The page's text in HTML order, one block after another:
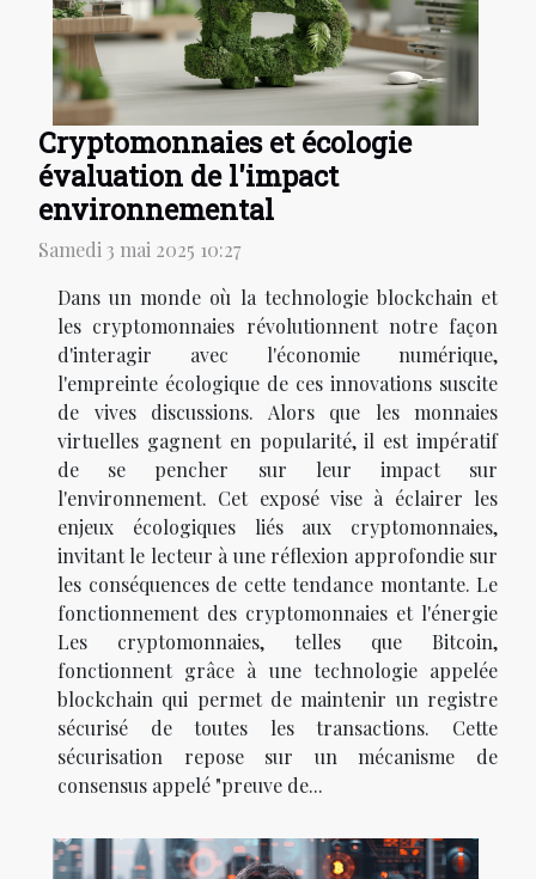
Cryptomonnaies et écologie
évaluation de l'impact
environnemental
Samedi 3 mai 2025 10:27
Dans un monde où la technologie blockchain et
les cryptomonnaies révolutionnent notre façon
d'interagir avec l'économie numérique,
l'empreinte écologique de ces innovations suscite
de vives discussions. Alors que les monnaies
virtuelles gagnent en popularité, il est impératif
de se pencher sur leur impact sur
l'environnement. Cet exposé vise à éclairer les
enjeux écologiques liés aux cryptomonnaies,
invitant le lecteur à une réflexion approfondie sur
les conséquences de cette tendance montante. Le
fonctionnement des cryptomonnaies et l'énergie
Les cryptomonnaies, telles que Bitcoin,
fonctionnent grâce à une technologie appelée
blockchain qui permet de maintenir un registre
sécurisé de toutes les transactions. Cette
sécurisation repose sur un mécanisme de
consensus appelé "preuve de...